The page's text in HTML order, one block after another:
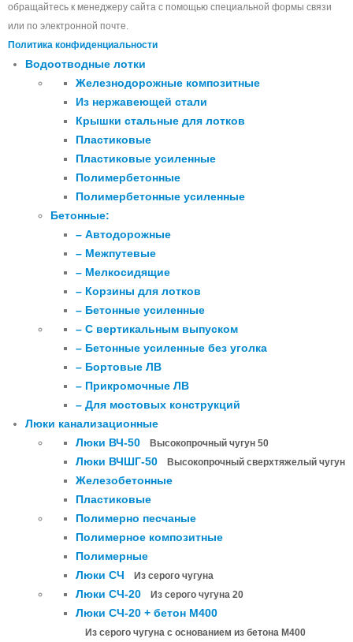
обращайтесь к менеджеру сайта с помощью специальной формы связи
или по электронной почте.
Политика конфиденциальности
Водоотводные лотки
Железнодорожные композитные
Из нержавеющей стали
Крышки стальные для лотков
Пластиковые
Пластиковые усиленные
Полимербетонные
Полимербетонные усиленные
Бетонные:
– Автодорожные
– Межпутевые
– Мелкосидящие
– Корзины для лотков
– Бетонные усиленные
– С вертикальным выпуском
– Бетонные усиленные без уголка
– Бортовые ЛВ
– Прикромочные ЛВ
– Для мостовых конструкций
Люки канализационные
Люки ВЧ-50
Высокопрочный чугун 50
Люки ВЧШГ-50 Высокопрочный сверхтяжелый чугун
Железобетонные
Пластиковые
Полимерно песчаные
Полимерное композитные
Полимерные
Люки СЧ
Из серого чугуна
Люки СЧ-20 Из серого чугуна 20
Люки СЧ-20 + бетон М400
Из серого чугуна с основанием из бетона М400